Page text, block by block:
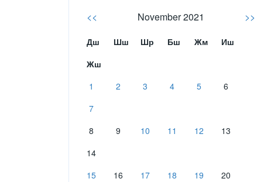
<< November 2021 >>
Дш Шш Шр Бш Жм
Иш
Жш
1
2 3 4 5
6
7
8
9 10 11 12
13
14
15
16 17 18 19
20